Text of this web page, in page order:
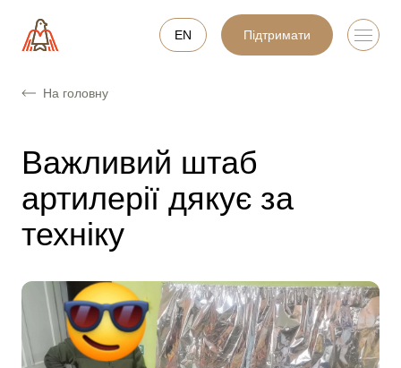
EN Підтримати
На головну
Важливий штаб
артилерії дякує за
техніку